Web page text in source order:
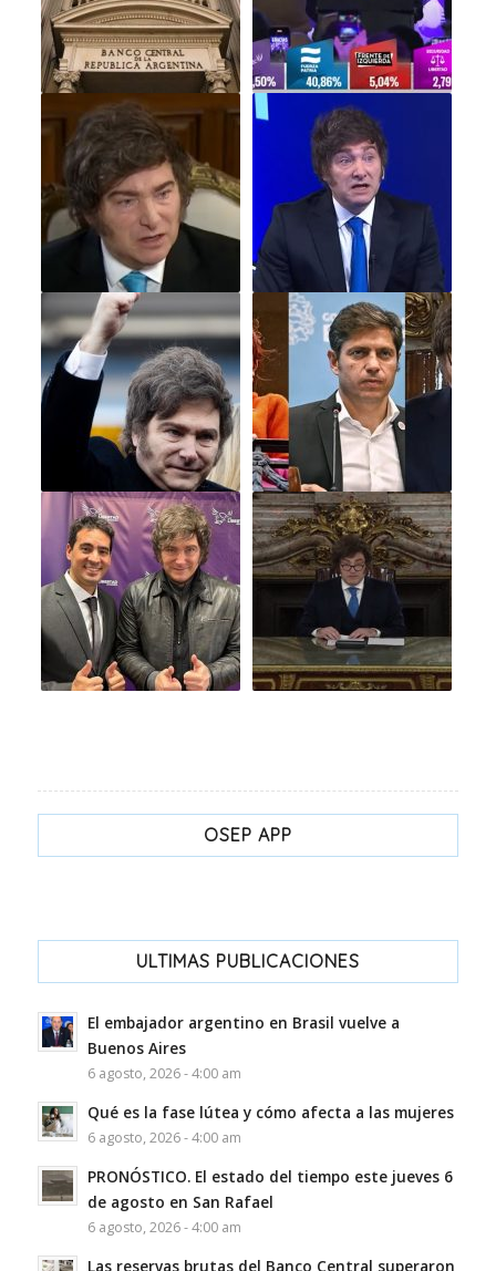
OSEP APP
ULTIMAS PUBLICACIONES
El embajador argentino en Brasil vuelve a
Buenos Aires
6 agosto, 2026 - 4:00 am
Qué es la fase lútea y cómo afecta a las mujeres
6 agosto, 2026 - 4:00 am
PRONÓSTICO. El estado del tiempo este jueves 6
de agosto en San Rafael
6 agosto, 2026 - 4:00 am
Las reservas brutas del Banco Central superaron